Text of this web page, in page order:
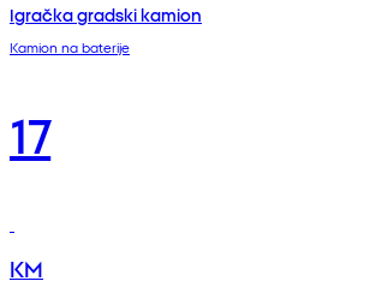
Igračka gradski kamion
Kamion na baterije
17
KM